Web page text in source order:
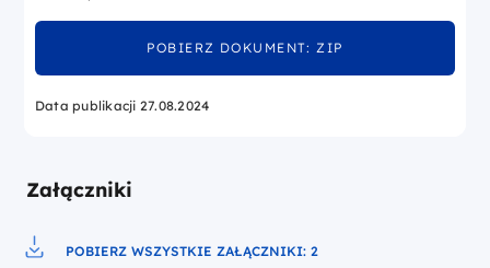
Załączniki
POBIERZ WSZYSTKIE ZAŁĄCZNIKI: 2
POBIERZ DOKUMENT: ZIP
Data publikacji 27.08.2024